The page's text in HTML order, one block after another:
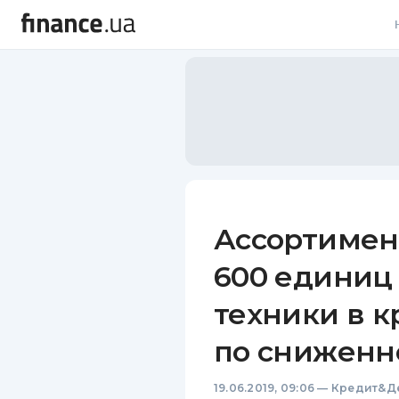
600 единиц
техники в
по
19.06.2019, 09:06 —